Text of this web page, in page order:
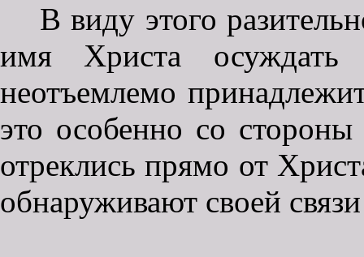
В виду этого
имя Христа осуждать
неотъемлемо
это особенно со
отреклись прямо от
обнаруживают своей